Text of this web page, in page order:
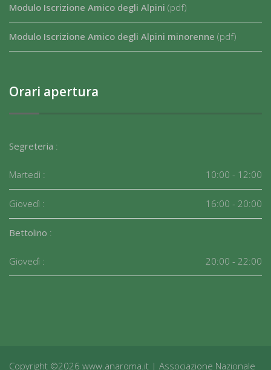
Modulo Iscrizione Amico degli Alpini (pdf)
Modulo Iscrizione Amico degli Alpini minorenne (pdf)
Orari apertura
Segreteria :
Martedì : 10:00 - 12:00
Giovedì : 16:00 - 20:00
Bettolino :
Giovedì : 20:00 - 22:00
Copyright ©2026 www.anaroma.it | Associazione Nazionale